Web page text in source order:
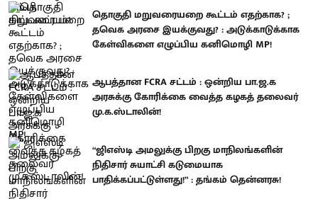
தொகுதி மறுவரையறை கூட்டம் எதற்காக? ;
தவெக அரசை இயக்குவது? : அடுக்காடுக்காக
கேள்விகளை எழுப்பிய கனிமொழி MP!
ஆபத்தான FCRA சட்டம் : ஒன்றிய பா.ஜ.க
அரசுக்கு கோரிக்கை வைத்த கழகத் தலைவர்
மு.க.ஸ்டாலின்!
“ஜிஎஸ்டி அமலுக்கு பிறகு மாநிலங்களின்
நிதிசார் சுயாட்சி கடுமையாக
பாதிக்கப்பட்டுள்ளது!” : தங்கம் தென்னரசு!